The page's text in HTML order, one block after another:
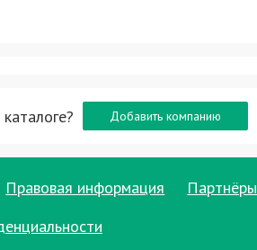
Добавить компанию
Правовая информация
Партнёры